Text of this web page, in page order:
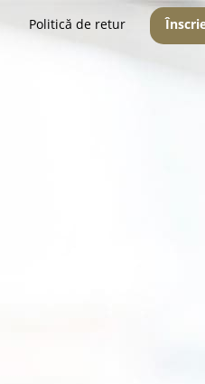
Politică de retur